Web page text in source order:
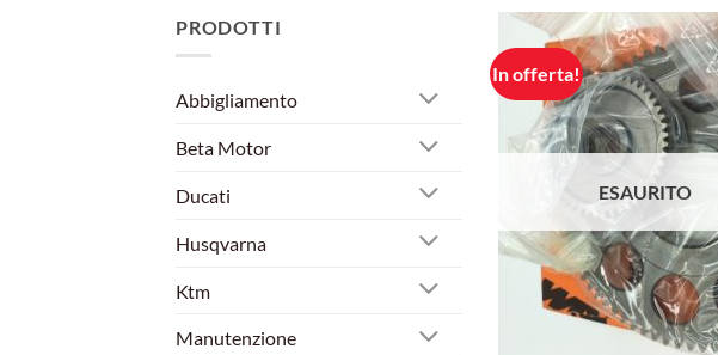
PRODOTTI
Abbigliamento
Beta Motor
Ducati
Husqvarna
Ktm
Manutenzione
In offerta!
ESAURITO